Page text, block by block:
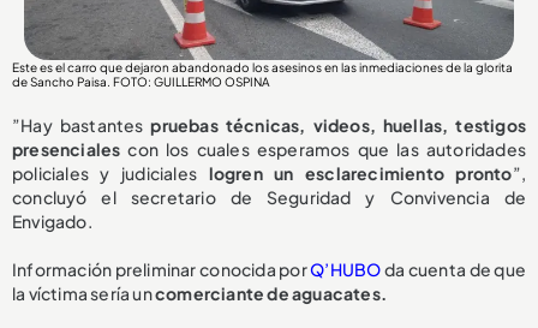
Este es el carro que dejaron abandonado los asesinos en las inmediaciones de la glorita
de Sancho Paisa. FOTO: GUILLERMO OSPINA
”Hay bastantespruebas técnicas, videos, huellas, testigos
presenciales con los cuales esperamos que las autoridades
policiales y judiciales logren un esclarecimiento pronto”,
concluyó el secretario de Seguridad y Convivencia de
Envigado.
Información preliminar conocida porQ’HUBOda cuenta de que
la víctima sería uncomerciante de aguacates.